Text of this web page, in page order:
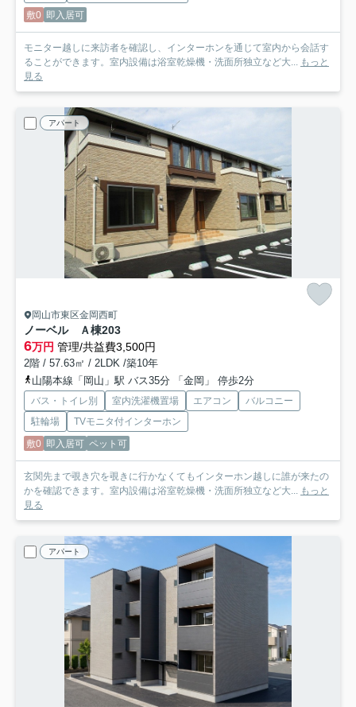
敷0 即入居可
モニター越しに来訪者を確認し、インターホンを通じて室内から会話す
ることができます。室内設備は浴室乾燥機・洗面所独立など大... もっと
見る
アパート
岡山市東区金岡西町
ノーベル Ａ棟203
6万円 管理/共益費3,500円
2階 / 57.63㎡ / 2LDK /築10年
山陽本線「岡山」駅 バス35分 「金岡」 停歩2分
バス・トイレ別 室内洗濯機置場 エアコン
バルコニー
駐輪場
TVモニタ付インターホン
敷0 即入居可 ペット可
玄関先まで覗き穴を覗きに行かなくてもインターホン越しに誰が来たの
かを確認できます。室内設備は浴室乾燥機・洗面所独立など大... もっと
見る
アパート